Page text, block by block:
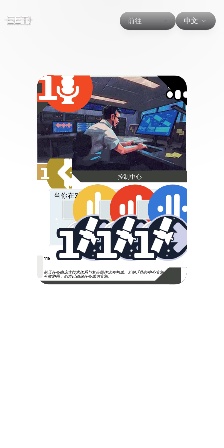
前往 中文
1
控制中心
1
当你在对应颜色的扇区中标记一个信号时:
1 1 1
116
航天任务由庞大技术体系与复杂操作流程构成。若缺乏指控中心实施
有效协同，则难以确保任务成功实施。